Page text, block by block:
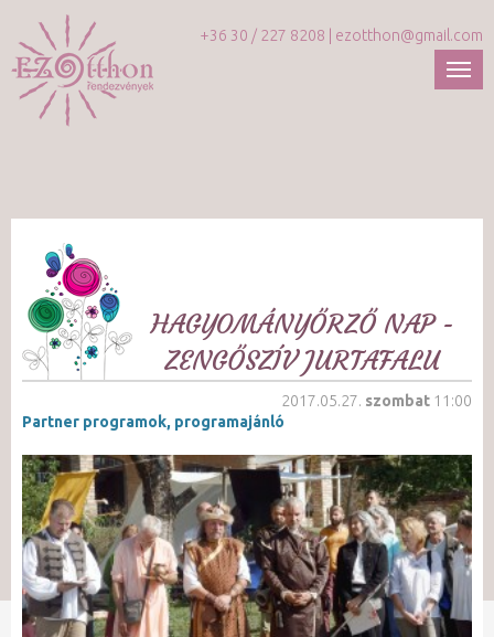
+36 30 / 227 8208 | ezotthon@gmail.com
HAGYOMÁNYŐRZŐ NAP -
ZENGŐSZÍV JURTAFALU
2017.05.27. szombat 11:00
Partner programok, programajánló